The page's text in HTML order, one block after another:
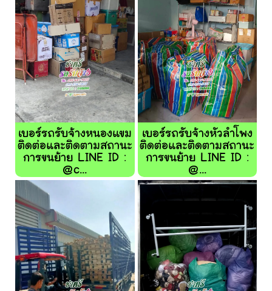
เบอร์รถรับจ้างหนองแขม
ติดต่อและติดตามสถานะ
การขนย้าย LINE ID :
@c...
เบอร์รถรับจ้างหัวลำโพง
ติดต่อและติดตามสถานะ
การขนย้าย LINE ID :
@...